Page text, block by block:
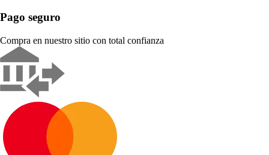
Pago seguro
Compra en nuestro sitio con total confianza